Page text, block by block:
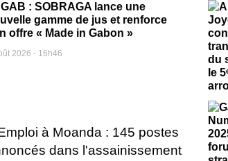
: SOBRAGA lance une
gamme de jus et renforce
offre « Made in Gabon »
2026 16h46